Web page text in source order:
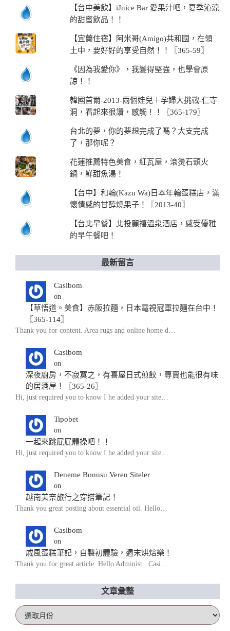
【台中美飲】iJuice Bar 愛果汁吧，夏季沁涼
的甜蜜飲品！！
【宜蘭住宿】阿米哥(Amigo)共和國，在領
土中，要好好的享受自然！！〖365-59〗
《因為我愛你》，我變得堅強，也學會原
諒！！
韓國首爾-2013-兩個娃兒＋孕婦大挑戰-仁寺
洞，看起來很讚，感觸！！〖365-179〗
台北的夢，你的夢想完成了嗎？大支完成
了，那你呢？
花蓮推薦特色美食，紅瓦屋，滾燙石頭火
鍋，鮮甜魚湯！
【台中】和輪(Kazu Wa)日本年輪蛋糕店，滿
懷情感的甘醇燒果子！〖2013-40〗
【台北早餐】北投麗禧溫泉酒店，感受優雅
的早午餐吧！
最新留言
Casibom
on
【草悟道。美食】赤阪拉麵，日本電視冠軍拉麵在台中！
〖365-114〗
Thank you for content. Area rugs and online home d…
Casibom
on
深夜廚房，不寂寞之，有喜屋日式煎餃，專賣也能很有味
的居酒屋！〖365-26〗
Hi, just required you to know I he added your site…
Tipobet
on
一起來跳屁屁體操吧！！
Hi, just required you to know I he added your site…
Deneme Bonusu Veren Siteler
on
越南美奈旅行之穿搭筆記！
Thank you great posting about essential oil. Hello…
Casibom
on
戚風蛋糕筆記，自製初體驗，週末烘焙樂！
Thank you for great article. Hello Administ . Casi…
文章彙整
文
章